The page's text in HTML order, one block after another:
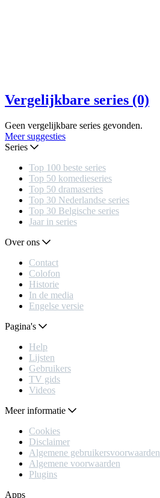
Vergelijkbare series (0)
Geen vergelijkbare series gevonden.
Meer suggesties
Series
Top 100 beste series
Top 50 komedieseries
Top 50 dramaseries
Top 30 Nederlandse series
Top 30 Belgische series
Jaar in series
Over ons
Contact
Colofon
Historie
In de media
Engelse versie
Pagina's
Help
Lijsten
Gebruikers
TV gids
Videos
Meer informatie
Cookies
Disclaimer
Algemene gebruikersvoorwaarden
Algemene voorwaarden
Plugins
Apps